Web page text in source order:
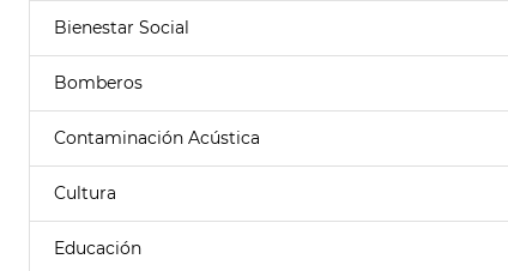
Bienestar Social
Bomberos
Contaminación Acústica
Cultura
Educación